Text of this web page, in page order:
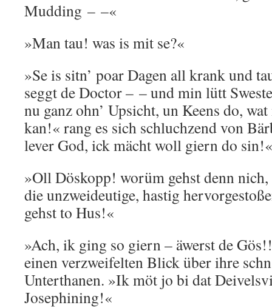
Mudding – –«
»Man tau! was is mit se?«
»Se is sitn’ poar Dagen all krank und
seggt de Doctor – – und min lütt
nu ganz ohn’ Upsicht, un Keens do,
kan!« rang es sich schluchzend von
lever God, ick mächt woll giern do sin!«
»Oll Döskopp! worüm gehst denn
die unzweideutige, hastig
gehst to Hus!«
»Ach, ik ging so giern – äwerst de
einen verzweifelten Blick über ihre
Unterthanen. »Ik möt jo bi dat
Josephining!«